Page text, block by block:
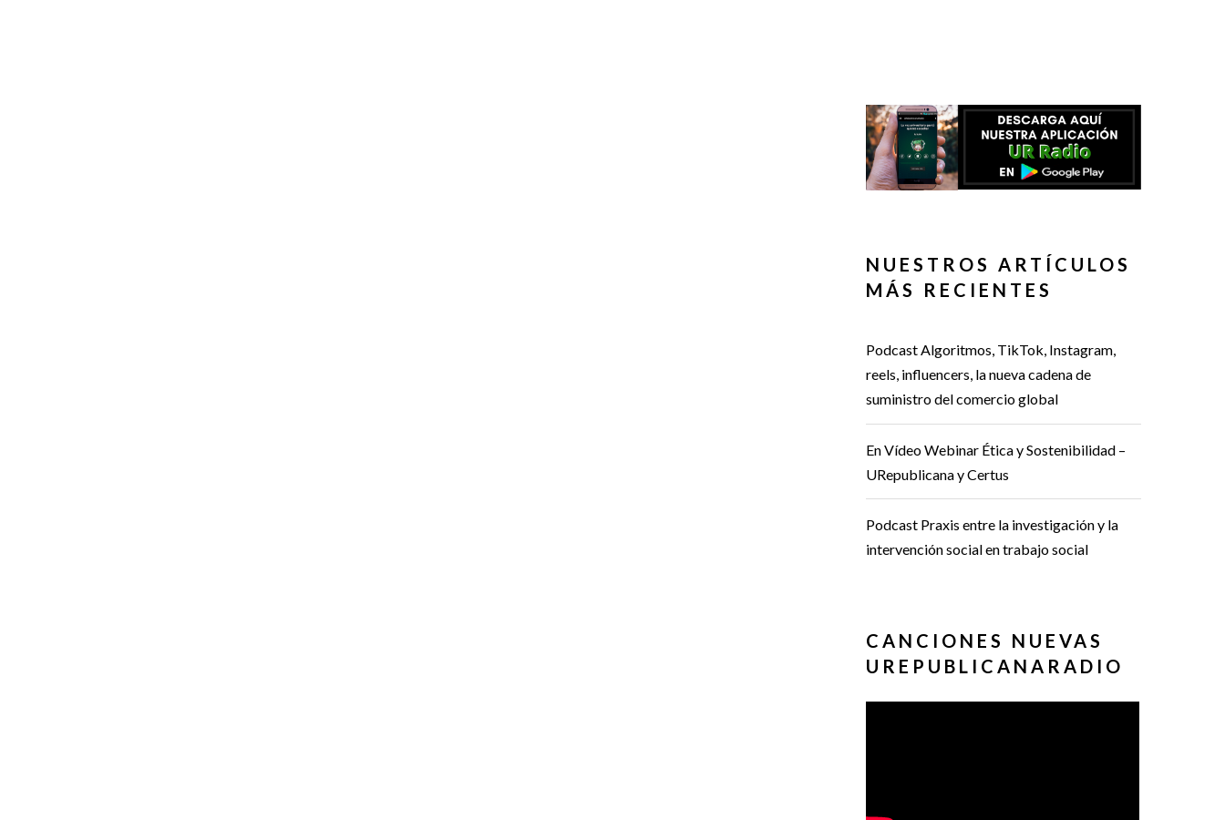
NUESTROS ARTÍCULOS
MÁS RECIENTES
Podcast Algoritmos, TikTok, Instagram,
reels, influencers, la nueva cadena de
suministro del comercio global
En Vídeo Webinar Ética y Sostenibilidad –
URepublicana y Certus
Podcast Praxis entre la investigación y la
intervención social en trabajo social
CANCIONES NUEVAS
UREPUBLICANARADIO